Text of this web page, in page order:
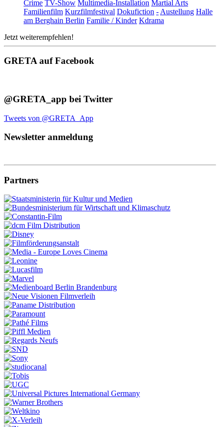
Crime TV-Show Multimedia-Installation Martial Arts
Familienfilm Kurzfilmfestival Dokufiction - Austellung Halle
am Berghain Berlin Familie / Kinder Kdrama
Jetzt weiterempfehlen!
GRETA auf Facebook
@GRETA_app bei Twitter
Tweets von @GRETA_App
Newsletter anmeldung
Partners